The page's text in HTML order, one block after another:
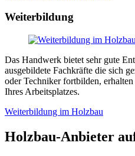
Weiterbildung
Das Handwerk bietet sehr gute
ausgebildete Fachkräfte die sich
oder Techniker fortbilden,
Ihres Arbeitsplatzes.
Weiterbildung im Holzbau
Holzbau-Anbieter